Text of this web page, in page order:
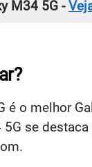
M34 5G -
é o melhor
5G se